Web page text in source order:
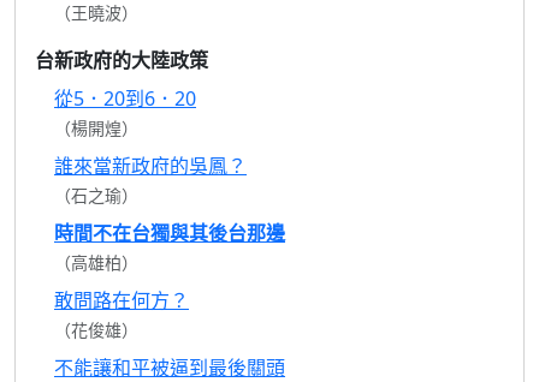
（王曉波）
台新政府的大陸政策
從5．20到6．20
（楊開煌）
誰來當新政府的吳鳳？
（石之瑜）
時間不在台獨與其後台那邊
（高雄柏）
敢問路在何方？
（花俊雄）
不能讓和平被逼到最後關頭